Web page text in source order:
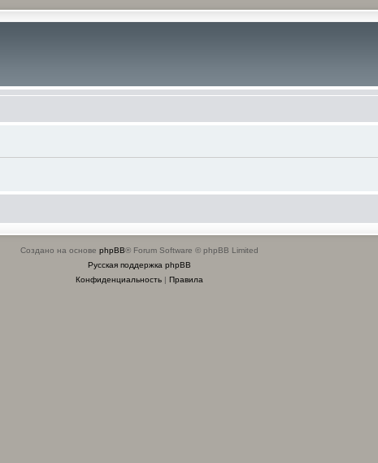
Создано на основе phpBB® Forum Software © phpBB Limited
Русская поддержка phpBB
Конфиденциальность| Правила